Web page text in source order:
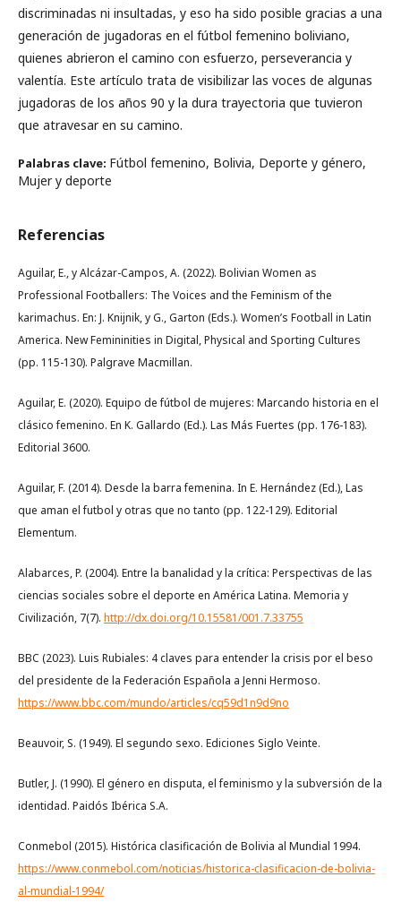
discriminadas ni insultadas, y eso ha sido posible gracias a una
generación de jugadoras en el fútbol femenino boliviano,
quienes abrieron el camino con esfuerzo, perseverancia y
valentía. Este artículo trata de visibilizar las voces de algunas
jugadoras de los años 90 y la dura trayectoria que tuvieron
que atravesar en su camino.
Palabras clave: Fútbol femenino, Bolivia, Deporte y género,
Mujer y deporte
Referencias
Aguilar, E., y Alcázar-Campos, A. (2022). Bolivian Women as
Professional Footballers: The Voices and the Feminism of the
karimachus. En: J. Knijnik, y G., Garton (Eds.). Women’s Football in Latin
America. New Femininities in Digital, Physical and Sporting Cultures
(pp. 115-130). Palgrave Macmillan.
Aguilar, E. (2020). Equipo de fútbol de mujeres: Marcando historia en el
clásico femenino. En K. Gallardo (Ed.). Las Más Fuertes (pp. 176-183).
Editorial 3600.
Aguilar, F. (2014). Desde la barra femenina. In E. Hernández (Ed.), Las
que aman el futbol y otras que no tanto (pp. 122-129). Editorial
Elementum.
Alabarces, P. (2004). Entre la banalidad y la crítica: Perspectivas de las
ciencias sociales sobre el deporte en América Latina. Memoria y
Civilización, 7(7). http://dx.doi.org/10.15581/001.7.33755
BBC (2023). Luis Rubiales: 4 claves para entender la crisis por el beso
del presidente de la Federación Española a Jenni Hermoso.
https://www.bbc.com/mundo/articles/cq59d1n9d9no
Beauvoir, S. (1949). El segundo sexo. Ediciones Siglo Veinte.
Butler, J. (1990). El género en disputa, el feminismo y la subversión de la
identidad. Paidós Ibérica S.A.
Conmebol (2015). Histórica clasificación de Bolivia al Mundial 1994.
https://www.conmebol.com/noticias/historica-clasificacion-de-bolivia-
al-mundial-1994/